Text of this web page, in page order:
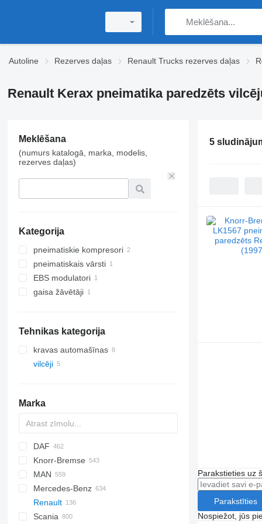
Autoline Rezerves daļas Renault Trucks rezerves daļas
Renault Kerax pneimatika paredzēts
Meklēšana
(numurs katalogā, marka, modelis,
rezerves daļas)
Kategorija
pneimatiskie kompresori
pneimatiskais vārsti
EBS modulatori
gaisa žāvētāji
Tehnikas kategorija
kravas automašīnas
vilcēji
Marka
DAF
CF
LF
XF
XG
Cargo
F-MAX
EuroCargo
EuroStar
Eurotech
Eurotrakker
S-Way
Knorr-Bremse
MAN
F90
L2000
LE
Mercedes-Benz
A-Class
Actros
Renault
D-series
Scania
5
Parakstieties uz
Parakstīties
Nospiežot, jūs